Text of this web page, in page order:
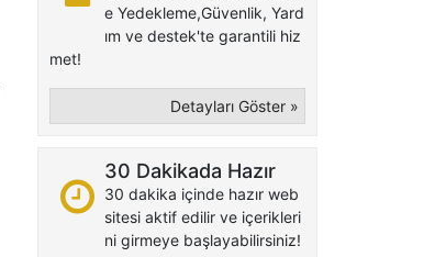
e Yedekleme,Güvenlik, Yard
ım ve destek'te garantili hiz
met!
Detayları Göster »
30 Dakikada Hazır
30 dakika içinde hazır web
sitesi aktif edilir ve içerikleri
ni girmeye başlayabilirsiniz!